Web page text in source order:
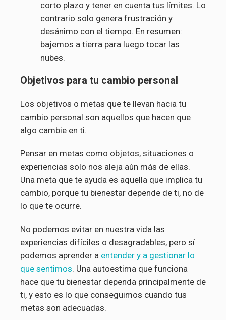
corto plazo y tener en cuenta tus límites. Lo
contrario solo genera frustración y
desánimo con el tiempo. En resumen:
bajemos a tierra para luego tocar las
nubes.
Objetivos para tu cambio personal
Los objetivos o metas que te llevan hacia tu
cambio personal son aquellos que hacen que
algo cambie en ti.
Pensar en metas como objetos, situaciones o
experiencias solo nos aleja aún más de ellas.
Una meta que te ayuda es aquella que implica tu
cambio, porque tu bienestar depende de ti, no de
lo que te ocurre.
No podemos evitar en nuestra vida las
experiencias difíciles o desagradables, pero sí
podemos aprender a entender y a gestionar lo
que sentimos. Una autoestima que funciona
hace que tu bienestar dependa principalmente de
ti, y esto es lo que conseguimos cuando tus
metas son adecuadas.